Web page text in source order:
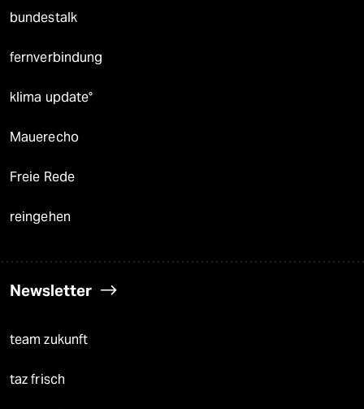
bundestalk
fernverbindung
klima update°
Mauerecho
Freie Rede
reingehen
Newsletter
team zukunft
taz frisch